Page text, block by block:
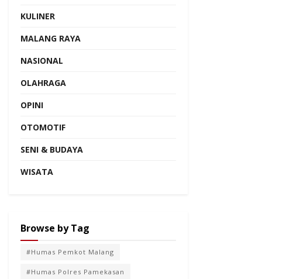
KULINER
MALANG RAYA
NASIONAL
OLAHRAGA
OPINI
OTOMOTIF
SENI & BUDAYA
WISATA
Browse by Tag
#Humas Pemkot Malang
#Humas Polres Pamekasan